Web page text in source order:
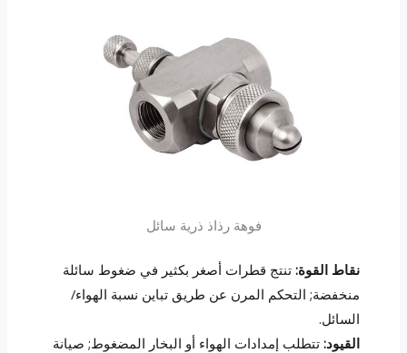
فوهة رذاذ ذرية سائل
نقاط القوة:تنتج قطرات أصغر بكثير في ضغوط سائلة
منخفضة; التحكم المرن عن طريق تباين نسبة الهواء/
السائل.
القيود:تتطلب إمدادات الهواء أو البخار المضغوط; صيانة